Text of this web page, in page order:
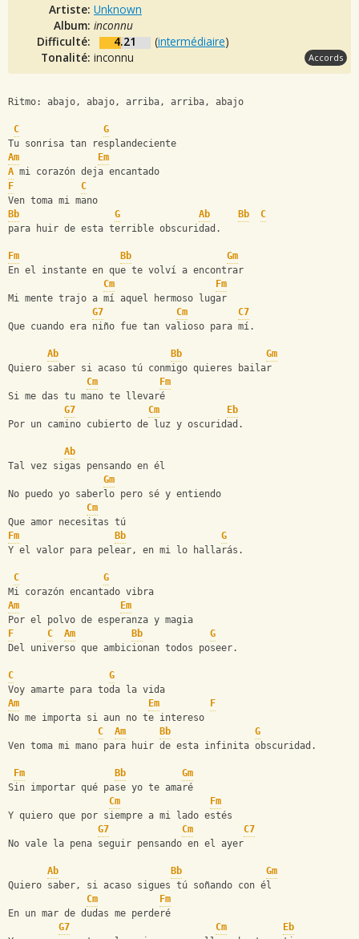
Artiste: Unknown
Album: inconnu
Difficulté:
4.21 (intermédiaire)
Tonalité: inconnu Accords
Ritmo: abajo, abajo, arriba, arriba, abajo
C
G
Tu sonrisa tan resplandeciente
Am
Em
A mi corazón deja encantado
F
C
Ven toma mi mano
Bb
G Ab Bb
C
para huir de esta terrible obscuridad.
Fm Bb
Gm
En el instante en que te volví a encontrar
Cm
Fm
Mi mente trajo a mí aquel hermoso lugar
G7
Cm
C7
Que cuando era niño fue tan valioso para mí.
Ab Bb
Gm
Quiero saber si acaso tú conmigo quieres bailar
Cm
Fm
Si me das tu mano te llevaré
G7
Cm
Eb
Por un camino cubierto de luz y oscuridad.
Ab
Tal vez sigas pensando en él
Gm
No puedo yo saberlo pero sé y entiendo
Cm
Que amor necesitas tú
Fm
Bb
G
Y el valor para pelear, en mi lo hallarás.
C
G
Mi corazón encantado vibra
Am
Em
Por el polvo de esperanza y magia
F
C Am Bb
G
Del universo que ambicionan todos poseer.
C
G
Voy amarte para toda la vida
Am
Em
F
No me importa si aun no te intereso
C
Am Bb
G
Ven toma mi mano para huir de esta infinita obscuridad.
Fm Bb
Gm
Sin importar qué pase yo te amaré
Cm
Fm
Y quiero que por siempre a mi lado estés
G7
Cm
C7
No vale la pena seguir pensando en el ayer
Ab Bb
Gm
Quiero saber, si acaso sigues tú soñando con él
Cm
Fm
En un mar de dudas me perderé
G7
Cm
Eb